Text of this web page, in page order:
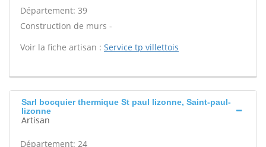
Département: 39
Construction de murs -
Voir la fiche artisan : Service tp villettois
Sarl bocquier thermique St paul lizonne, Saint-paul-
lizonne
Artisan
Département: 24